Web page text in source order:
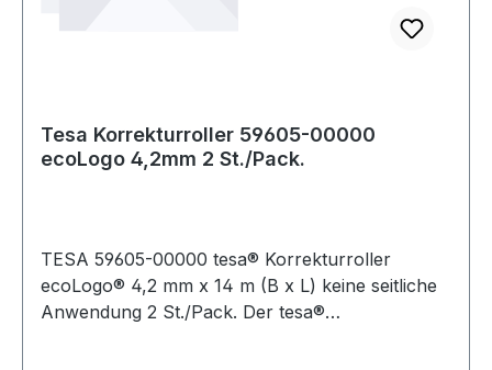
Tesa Korrekturroller 59605-00000
ecoLogo 4,2mm 2 St./Pack.
TESA 59605-00000 tesa® Korrekturroller
ecoLogo® 4,2 mm x 14 m (B x L) keine seitliche
Anwendung 2 St./Pack. Der tesa®